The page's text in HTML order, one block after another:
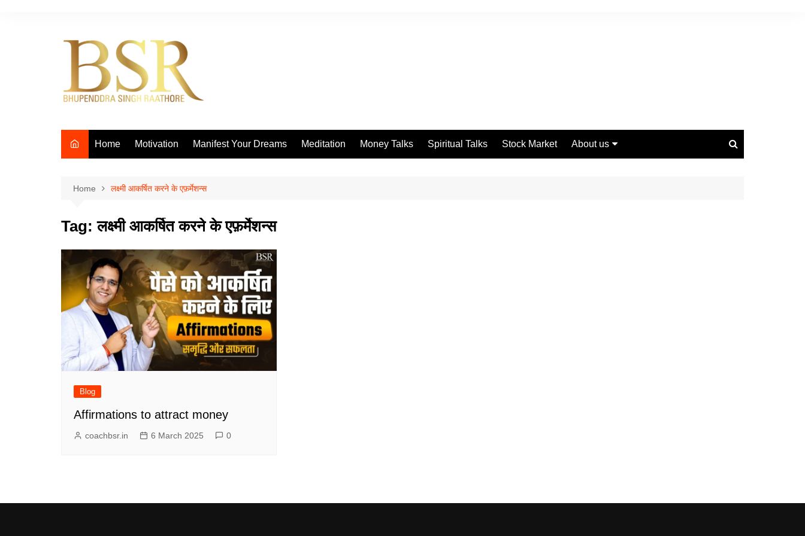
Home Motivation Manifest Your Dreams Meditation Money Talks Spiritual Talks Stock Market About us
Home लक्ष्मी आकर्षित करने के एफ़र्मेशन्स
Tag:लक्ष्मी आकर्षित करने के एफ़र्मेशन्स
Blog
Affirmations to attract money
coachbsr.in 6 March 2025 0